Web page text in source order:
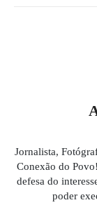
Jornalista,
Conexão do
defesa do
poder